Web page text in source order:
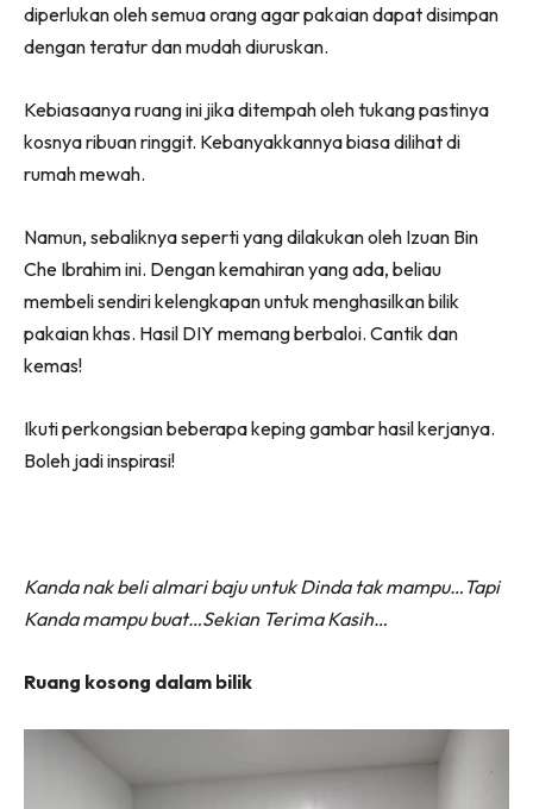
diperlukan oleh semua orang agar pakaian dapat disimpan
dengan teratur dan mudah diuruskan.
Kebiasaanya ruang ini jika ditempah oleh tukang pastinya
kosnya ribuan ringgit. Kebanyakkannya biasa dilihat di
rumah mewah.
Namun, sebaliknya seperti yang dilakukan oleh Izuan Bin
Che Ibrahim ini. Dengan kemahiran yang ada, beliau
membeli sendiri kelengkapan untuk menghasilkan bilik
pakaian khas. Hasil DIY memang berbaloi. Cantik dan
kemas!
Ikuti perkongsian beberapa keping gambar hasil kerjanya.
Boleh jadi inspirasi!
Kanda nak beli almari baju untuk Dinda tak mampu…Tapi
Kanda mampu buat…Sekian Terima Kasih…
Ruang kosong dalam bilik